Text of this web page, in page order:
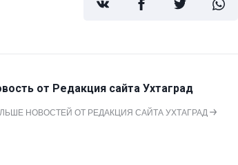
от Редакция сайта Ухтаград
НОВОСТЕЙ ОТ РЕДАКЦИЯ САЙТА УХТАГРАД